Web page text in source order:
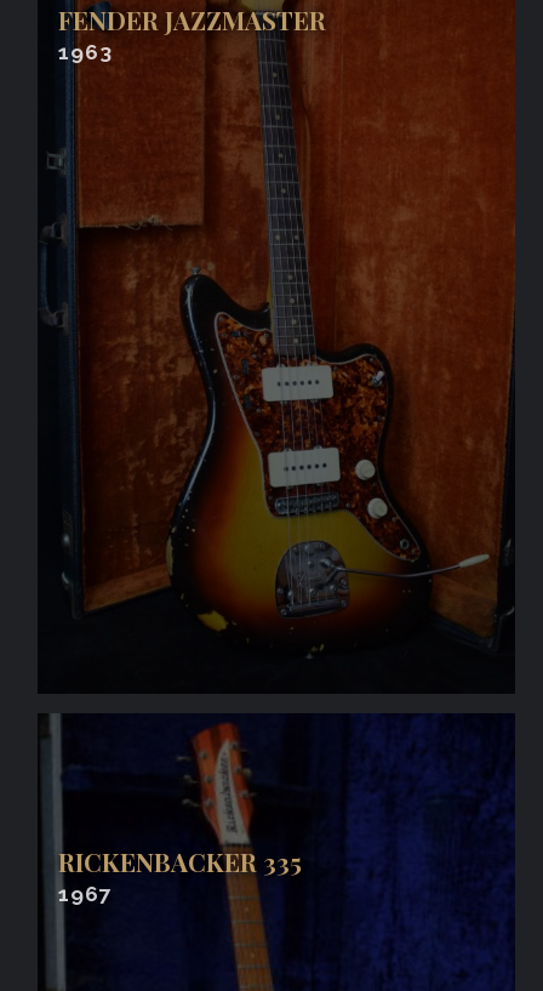
FENDER JAZZMASTER
1963
RICKENBACKER 335
1967